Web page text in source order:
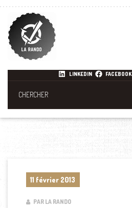
LINKEDIN FACEBOOK
11 février 2013
PAR LA RANDO